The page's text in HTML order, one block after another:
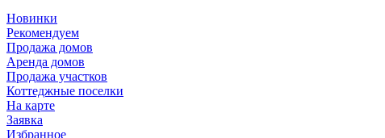
Новинки
Рекомендуем
Продажа домов
Аренда домов
Продажа участков
Коттеджные поселки
На карте
Заявка
Избранное